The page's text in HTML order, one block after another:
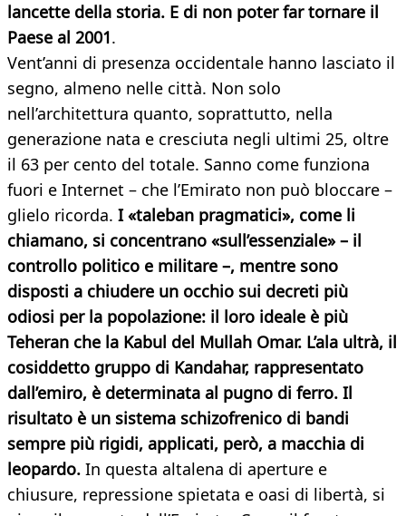
lancette della storia. E di non poter far tornare il
Paese al 2001.
Vent’anni di presenza occidentale hanno lasciato il
segno, almeno nelle città. Non solo
nell’architettura quanto, soprattutto, nella
generazione nata e cresciuta negli ultimi 25, oltre
il 63 per cento del totale. Sanno come funziona
fuori e Internet – che l’Emirato non può bloccare –
glielo ricorda. I «taleban pragmatici», come li
chiamano, si concentrano «sull’essenziale» – il
controllo politico e militare –, mentre sono
disposti a chiudere un occhio sui decreti più
odiosi per la popolazione: il loro ideale è più
Teheran che la Kabul del Mullah Omar. L’ala ultrà, il
cosiddetto gruppo di Kandahar, rappresentato
dall’emiro, è determinata al pugno di ferro. Il
risultato è un sistema schizofrenico di bandi
sempre più rigidi, applicati, però, a macchia di
leopardo. In questa altalena di aperture e
chiusure, repressione spietata e oasi di libertà, si